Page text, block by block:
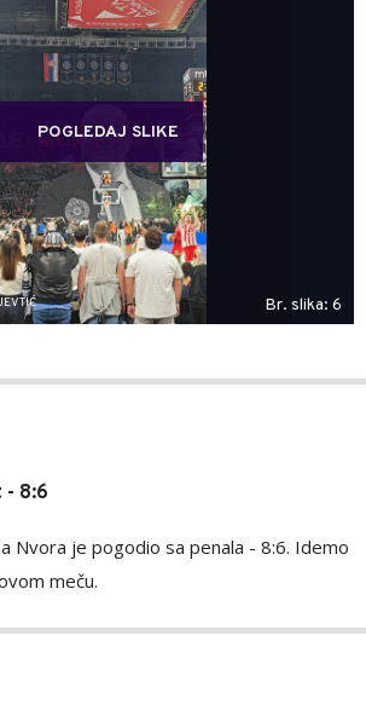
POGLEDAJ SLIKE
Br. slika: 6
- 8:6
Nvora je pogodio sa penala - 8:6. Idemo
meču.